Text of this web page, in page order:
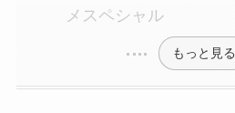
メスペシャル
もっと見る